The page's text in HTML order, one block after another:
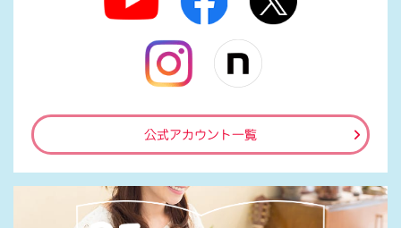
公式アカウント一覧